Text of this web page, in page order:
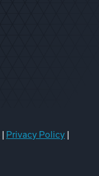
Privacy Policy